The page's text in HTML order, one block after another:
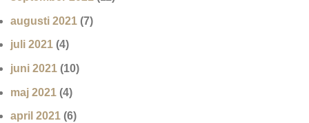
augusti 2021 (7)
juli 2021 (4)
juni 2021 (10)
maj 2021 (4)
april 2021 (6)